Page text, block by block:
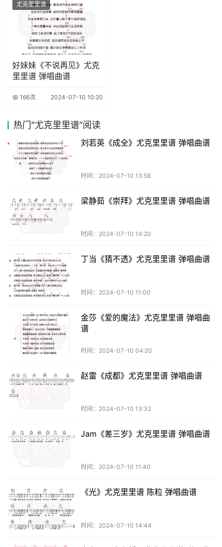
尤克里里谱
好妹妹《不说再见》尤克
里里谱 弹唱曲谱
166次 2024-07-10 10:20
热门“尤克里里谱”阅读
刘若英《成全》尤克里里谱 弹唱曲谱
时间：2024-07-10 13:58
梁静茹《崇拜》尤克里里谱 弹唱曲谱
时间：2024-07-10 14:20
丁当《猜不透》尤克里里谱 弹唱曲谱
时间：2024-07-10 11:00
金莎《爱的魔法》尤克里里谱 弹唱曲
谱
时间：2024-07-10 04:20
赵雷《成都》尤克里里谱 弹唱曲谱
时间：2024-07-10 13:32
Jam《差三岁》尤克里里谱 弹唱曲谱
时间：2024-07-10 11:40
《光》尤克里里谱 陈粒 弹唱曲谱
时间：2024-07-10 14:44